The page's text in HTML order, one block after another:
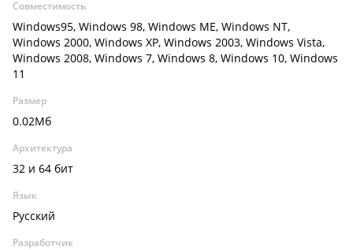
Совместимость
Windows95, Windows 98, Windows ME, Windows NT,
Windows 2000, Windows XP, Windows 2003, Windows Vista,
Windows 2008, Windows 7, Windows 8, Windows 10, Windows
11
Размер
0.02Мб
Архитектура
32 и 64 бит
Язык
Русский
Разработчик